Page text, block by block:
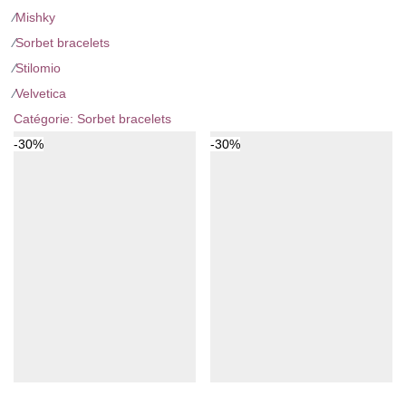
⁄Mishky
⁄Sorbet bracelets
⁄Stilomio
⁄Velvetica
Catégorie: Sorbet bracelets
-30% -30%